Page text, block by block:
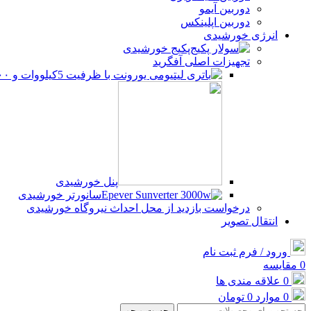
دوربین آیمو
دوربین اپلینکس
انرژی خورشیدی
پکیج خورشیدی
تجهیزات اصلی آفگرید
پنل خورشیدی
سانورتر خورشیدی
درخواست بازدید از محل احداث نیروگاه خورشیدی
انتقال تصویر
ورود / فرم ثبت نام
0 مقایسه
0 علاقه مندی ها
0 موارد 0 تومان